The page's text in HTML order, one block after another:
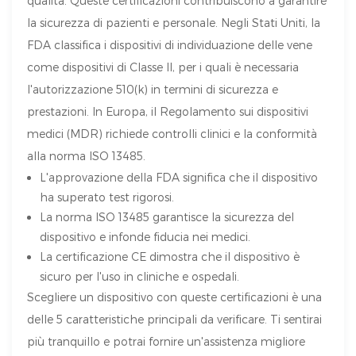
la sicurezza di pazienti e personale. Negli Stati Uniti, la
FDA classifica i dispositivi di individuazione delle vene
come dispositivi di Classe II, per i quali è necessaria
l'autorizzazione 510(k) in termini di sicurezza e
prestazioni. In Europa, il Regolamento sui dispositivi
medici (MDR) richiede controlli clinici e la conformità
alla norma ISO 13485.
L'approvazione della FDA significa che il dispositivo
ha superato test rigorosi.
La norma ISO 13485 garantisce la sicurezza del
dispositivo e infonde fiducia nei medici.
La certificazione CE dimostra che il dispositivo è
sicuro per l'uso in cliniche e ospedali.
Scegliere un dispositivo con queste certificazioni è una
delle 5 caratteristiche principali da verificare. Ti sentirai
più tranquillo e potrai fornire un'assistenza migliore